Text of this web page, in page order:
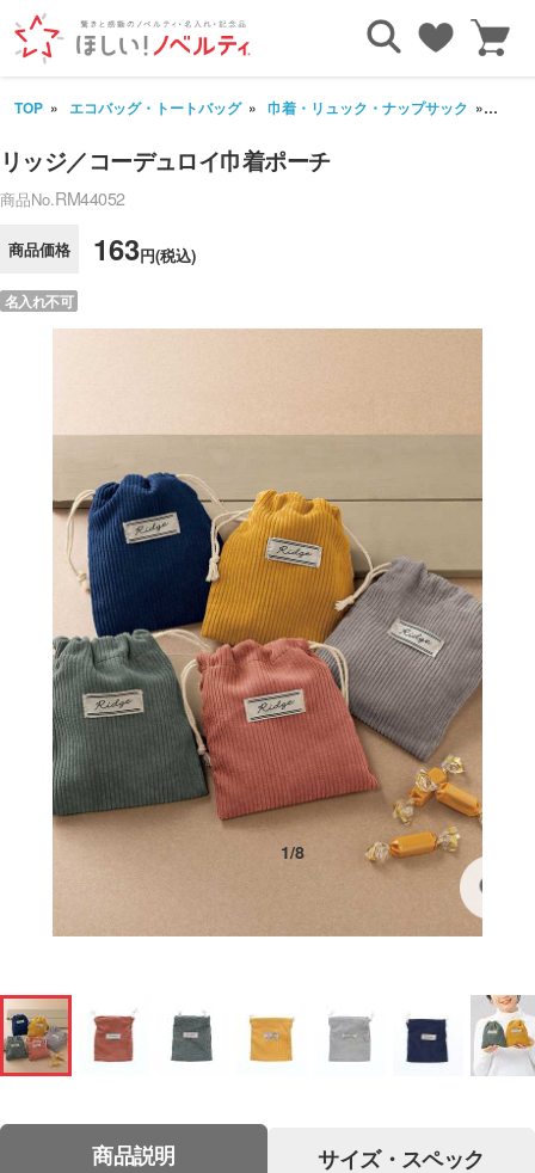
TOP エコバッグ・トートバッグ 巾着・リュック・ナップサック リッ
リッジ／コーデュロイ巾着ポーチ
商品No.RM44052
商品価格 163円(税込)
名入れ不可
1/8
商品説明 サイズ・スペック